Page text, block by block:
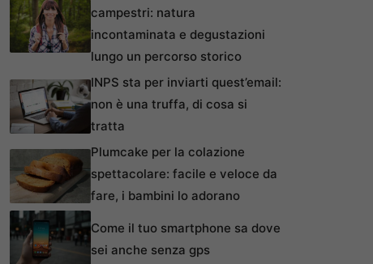
campestri: natura
incontaminata e degustazioni
lungo un percorso storico
INPS sta per inviarti quest’email:
non è una truffa, di cosa si
tratta
Plumcake per la colazione
spettacolare: facile e veloce da
fare, i bambini lo adorano
Come il tuo smartphone sa dove
sei anche senza gps